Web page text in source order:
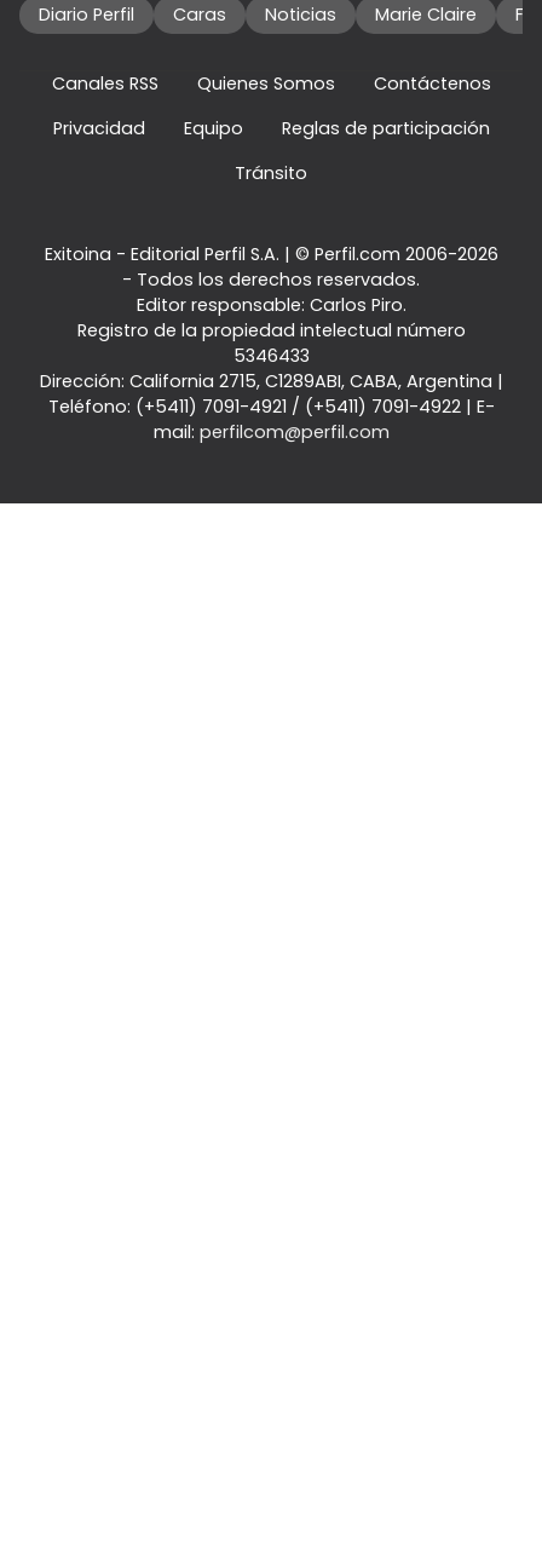
Diario Perfil Caras Noticias Marie Claire
Canales RSS Quienes Somos
Contáctenos
Privacidad
Equipo
Reglas de participación
Tránsito
Exitoina - Editorial Perfil S.A. | © Perfil.com 2006-2026
- Todos los derechos reservados.
Editor responsable: Carlos Piro.
Registro de la propiedad intelectual número
5346433
Dirección: California 2715, C1289ABI, CABA, Argentina |
Teléfono: (+5411) 7091-4921 / (+5411) 7091-4922| E-
mail: perfilcom@perfil.com